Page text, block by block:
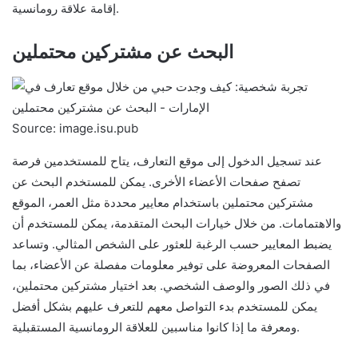
إقامة علاقة رومانسية.
البحث عن مشتركين محتملين
Source: image.isu.pub
عند تسجيل الدخول إلى موقع التعارف، يتاح للمستخدمين فرصة
تصفح صفحات الأعضاء الأخرى. يمكن للمستخدم البحث عن
مشتركين محتملين باستخدام معايير محددة مثل العمر، الموقع
والاهتمامات. من خلال خيارات البحث المتقدمة، يمكن للمستخدم أن
يضبط المعايير حسب الرغبة للعثور على الشخص المثالي. وتساعد
الصفحات المعروضة على توفير معلومات مفصلة عن الأعضاء، بما
في ذلك الصور والوصف الشخصي. بعد اختيار مشتركين محتملين،
يمكن للمستخدم بدء التواصل معهم للتعرف عليهم بشكل أفضل
ومعرفة ما إذا كانوا مناسبين للعلاقة الرومانسية المستقبلية.